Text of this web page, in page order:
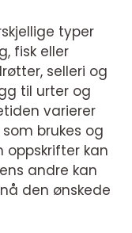
typer
fisk eller
selleri og
til urter og
varierer
brukes og
oppskrifter kan
andre kan
den ønskede